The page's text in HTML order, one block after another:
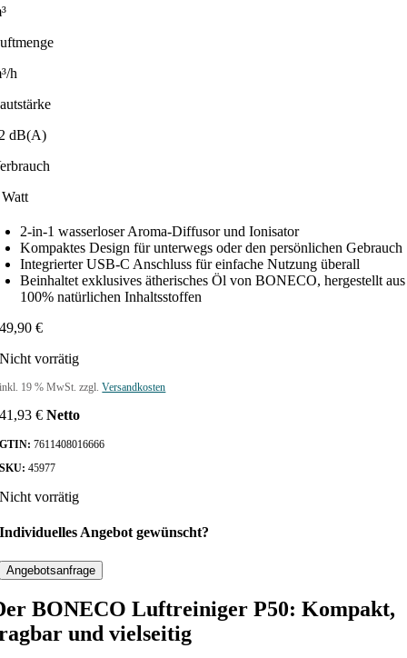
h
dB(A)
2-in-1 wasserloser Aroma-Diffusor und Ionisator
Kompaktes Design für unterwegs oder den persönlichen Gebrauch
Integrierter USB-C Anschluss für einfache Nutzung überall
Beinhaltet exklusives ätherisches Öl von BONECO, hergestellt aus
100% natürlichen Inhaltsstoffen
49,90€
Nicht vorrätig
inkl. 19 % MwSt. zzgl.Versandkosten
41,93€ Netto
GTIN: 7611408016666
SKU: 45977
Nicht vorrätig
Individuelles Angebot gewünscht?
Angebotsanfrage
BONECO Luftreiniger P50: Kompakt,
und vielseitig